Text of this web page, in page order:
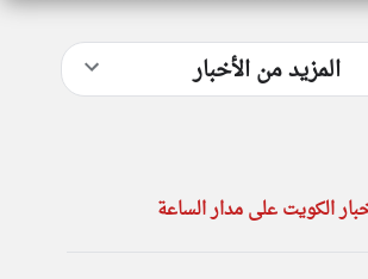
المزيد من الأخبار
الكويت على مدار الساعة